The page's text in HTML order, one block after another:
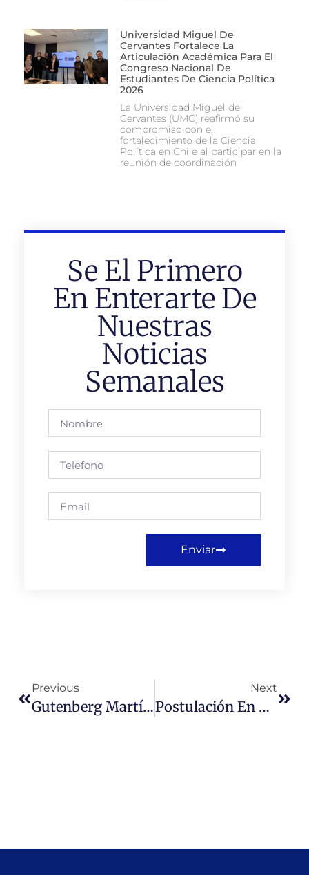
Universidad Miguel De
Cervantes Fortalece La
Articulación Académica Para El
Congreso Nacional De
Estudiantes De Ciencia Política
2026
La Universidad Miguel de
Cervantes (UMC) reafirmó su
compromiso con el
fortalecimiento de la Ciencia
Política en Chile al participar en la
reunión de coordinación
Se El Primero
En Enterarte De
Nuestras
Noticias
Semanales
Enviar
Previous
Gutenberg Martínez, Rector De La Universidad Miguel De Cervantes Participará Mañana Viernes En Seminario \»América Latina Entre El Drama, El Populismo Y La Esperanza\», En El Marco De Los XI Diálogos De Bilbao, España.
Next
Postulación En Línea Beca UMC 2019